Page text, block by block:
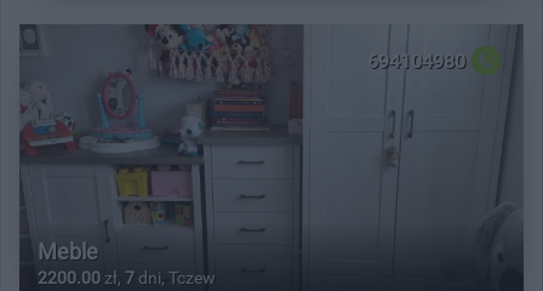
694104980
Meble
2200.00 zł, 7 dni, Tczew